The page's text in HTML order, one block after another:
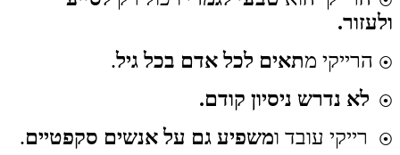
ולעזור.
⦿ הרייקי מתאים לכל אדם בכל גיל.
⦿ לא נדרש ניסיון קודם.
⦿ רייקי עובד ומשפיע גם על אנשים סקפטיים.